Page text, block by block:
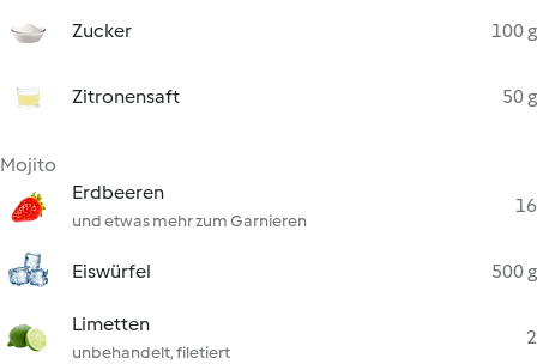
Zucker
100 g
Zitronensaft 50 g
Mojito
Erdbeeren
und etwas mehr zum Garnieren
16
Eiswürfel 500 g
Limetten
unbehandelt, filetiert
2